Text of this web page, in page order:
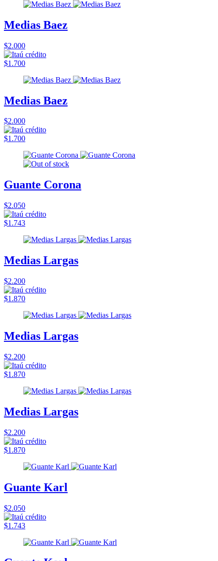
Medias Baez
$2.000
$1.700
Medias Baez
$2.000
$1.700
Guante Corona
$2.050
$1.743
Medias Largas
$2.200
$1.870
Medias Largas
$2.200
$1.870
Medias Largas
$2.200
$1.870
Guante Karl
$2.050
$1.743